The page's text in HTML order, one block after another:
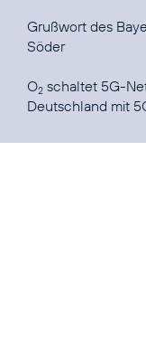
Grußwort des
Söder
O2 schaltet 5G-